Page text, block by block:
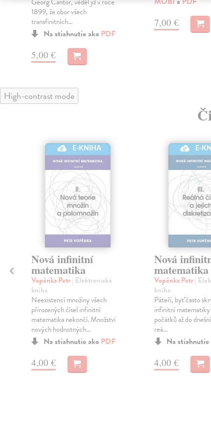
1899, že obor všech
transfinitních...
Na stiahnutie ako PDF
5,00 €
7,00 €
High-contrast mode
E-KNIHA
Nová infinitní
matematika
Vopěnka Petr| Elektronická
kniha
Neexistencí množiny všech
přirozených čísel infinitní
matematika nekončí. Množství
nových hodnotných...
Na stiahnutie ako PDF
4,00 €
E-
Nová
matematika
Vopěnka Petr|
kniha
Páteří, byť často
infinitní
počátků až do
reá...
Na stiahnutie
4,00 €